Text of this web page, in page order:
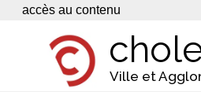
Panneau de gestion des cookies
accès au contenu
Ville et